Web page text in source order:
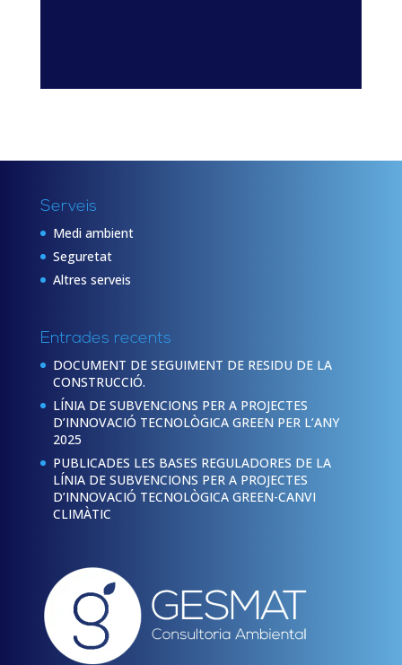
Serveis
Medi ambient
Seguretat
Altres serveis
Entrades recents
DOCUMENT DE SEGUIMENT DE RESIDU DE LA
CONSTRUCCIÓ.
LÍNIA DE SUBVENCIONS PER A PROJECTES
D’INNOVACIÓ TECNOLÒGICA GREEN PER L’ANY
2025
PUBLICADES LES BASES REGULADORES DE LA
LÍNIA DE SUBVENCIONS PER A PROJECTES
D’INNOVACIÓ TECNOLÒGICA GREEN-CANVI
CLIMÀTIC